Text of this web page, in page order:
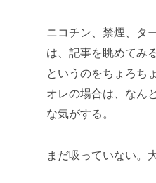
ニコチン、禁煙、タ
は、記事を眺めてみ
というのをちょろち
オレの場合は、なん
な気がする。
まだ吸っていない。